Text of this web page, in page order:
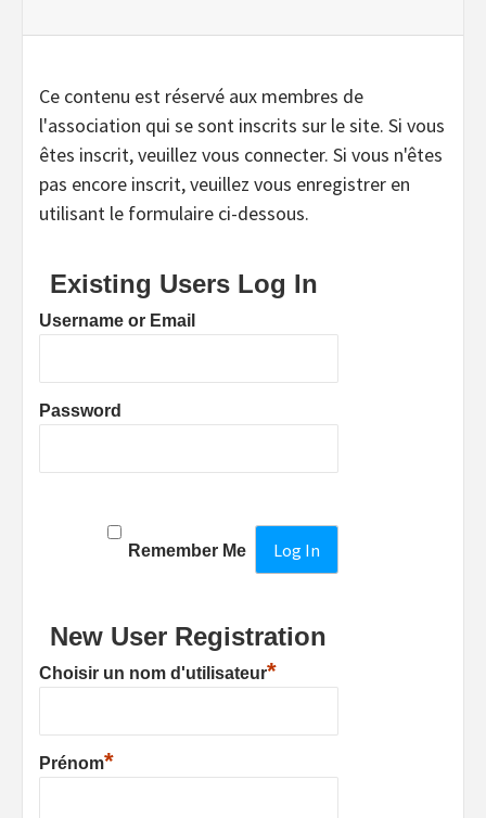
Ce contenu est réservé aux membres de
l'association qui se sont inscrits sur le site. Si vous
êtes inscrit, veuillez vous connecter. Si vous n'êtes
pas encore inscrit, veuillez vous enregistrer en
utilisant le formulaire ci-dessous.
Existing Users Log In
Username or Email
Password
Remember Me
New User Registration
Choisir un nom d'utilisateur*
Prénom*